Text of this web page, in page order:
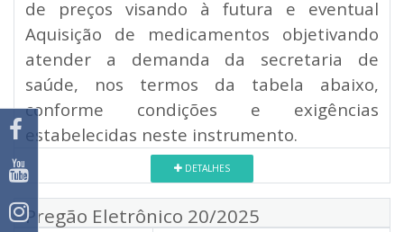
de preços visando à futura e eventual
Aquisição de medicamentos objetivando
atender a demanda da secretaria de
saúde, nos termos da tabela abaixo,
conforme condições e exigências
estabelecidas neste instrumento.
DETALHES
Pregão Eletrônico 20/2025